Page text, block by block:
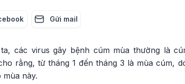
Gửi mail
các virus gây bệnh cúm mùa thường là
rằng, từ tháng 1 đến tháng 3 là mùa cúm,
mùa này.